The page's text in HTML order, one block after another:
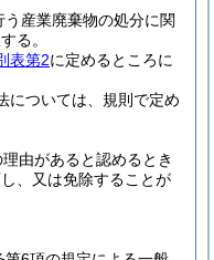
産業廃棄物の処分に関
る。
表第2に定めるところに
については、規則で定め
由があると認めるとき
、又は免除することが